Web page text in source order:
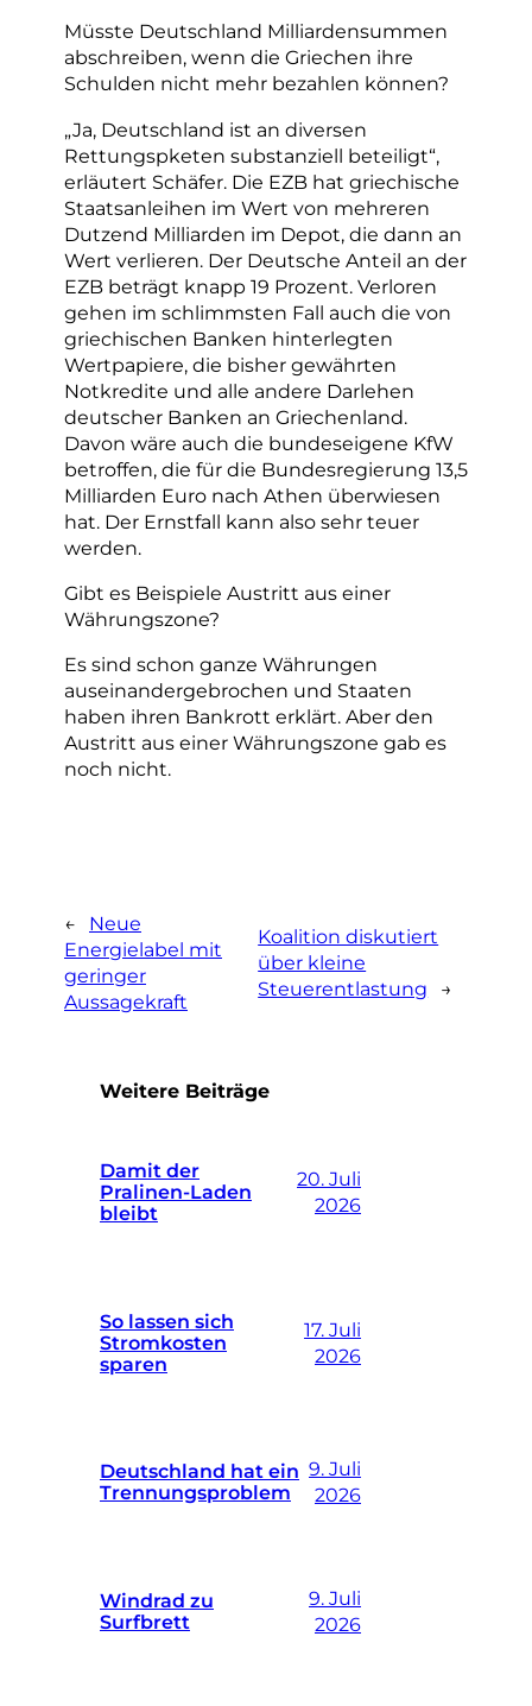
Müsste Deutschland Milliardensummen
abschreiben, wenn die Griechen ihre
Schulden nicht mehr bezahlen können?
„Ja, Deutschland ist an diversen
Rettungspketen substanziell beteiligt“,
erläutert Schäfer. Die EZB hat griechische
Staatsanleihen im Wert von mehreren
Dutzend Milliarden im Depot, die dann an
Wert verlieren. Der Deutsche Anteil an der
EZB beträgt knapp 19 Prozent. Verloren
gehen im schlimmsten Fall auch die von
griechischen Banken hinterlegten
Wertpapiere, die bisher gewährten
Notkredite und alle andere Darlehen
deutscher Banken an Griechenland.
Davon wäre auch die bundeseigene KfW
betroffen, die für die Bundesregierung 13,5
Milliarden Euro nach Athen überwiesen
hat. Der Ernstfall kann also sehr teuer
werden.
Gibt es Beispiele Austritt aus einer
Währungszone?
Es sind schon ganze Währungen
auseinandergebrochen und Staaten
haben ihren Bankrott erklärt. Aber den
Austritt aus einer Währungszone gab es
noch nicht.
←
Neue
Energielabel mit
geringer
Aussagekraft
Koalition diskutiert
über kleine
Steuerentlastung
→
Weitere Beiträge
Damit der
Pralinen-Laden
bleibt
20. Juli
2026
So lassen sich
Stromkosten
sparen
17. Juli
2026
Deutschland hat ein
Trennungsproblem
9. Juli
2026
Windrad zu
Surfbrett
9. Juli
2026